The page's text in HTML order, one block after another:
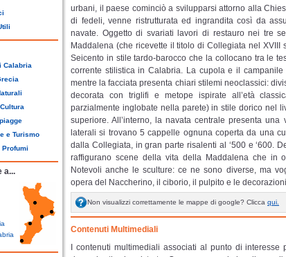
Calabria
e Turismo
Profumi
a...
urbani, il paese cominciò a svilupparsi attorno alla
di fedeli, venne ristrutturata ed ingrandita così da
navate. Oggetto di svariati lavori di restauro nei tre
Maddalena (che ricevette il titolo di Collegiata nel XVIII
Seicento in stile tardo-barocco che la collocano tra le
corrente stilistica in Calabria. La cupola e il
mentre la facciata presenta chiari stilemi neoclassici:
decorata con triglifi e metope ispirate all’età
parzialmente inglobate nella parete) in stile dorico nel
superiore. All’interno, la navata centrale presenta
laterali si trovano 5 cappelle ognuna coperta da una
dalla Collegiata, in gran parte risalenti al ‘500 e ‘600.
raffigurano scene della vita della Maddalena che in
Notevoli anche le sculture: ce ne sono diverse, ma
opera del Naccherino, il ciborio, il pulpito e le
Non visualizzi correttamente le mappe di google? Clicca qui.
Contenuti Multimediali
I contenuti multimediali associati al punto di